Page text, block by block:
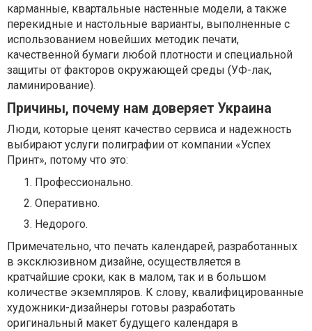
карманные, квартальные настенные модели, а также
перекидные и настольные варианты, выполненные с
использованием новейших методик печати,
качественной бумаги любой плотности и специальной
защиты от факторов окружающей среды (УФ-лак,
ламинирование).
Причины, почему нам доверяет Украина
Люди, которые ценят качество сервиса и надежность
выбирают услуги полиграфии от компании «Успех
Принт», потому что это:
Профессионально.
Оперативно.
Недорого.
Примечательно, что печать календарей, разработанных
в эксклюзивном дизайне, осуществляется в
кратчайшие сроки, как в малом, так и в большом
количестве экземпляров. К слову, квалифицированные
художники-дизайнеры готовы разработать
оригинальный макет будущего календаря в